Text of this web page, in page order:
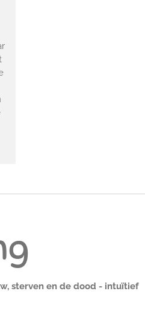
sterven en de dood - intuïtief